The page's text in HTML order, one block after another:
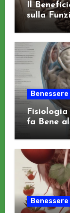
Il
sulla
Fisiologia
fa Bene